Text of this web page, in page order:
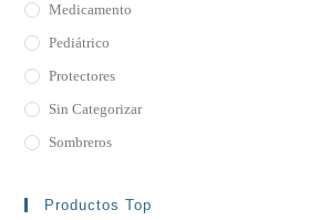
Medicamento
Pediátrico
Protectores
Sin Categorizar
Sombreros
Productos Top